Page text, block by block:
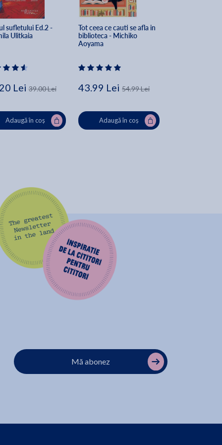
sufletului Ed.2 -
Ulitkaia
Lei 39.00 Lei
Adaugă în coș
Tot ceea ce cauti se afla in
biblioteca - Michiko
Aoyama
43.99 Lei 54.99 Lei
Adaugă în coș
Mă abonez